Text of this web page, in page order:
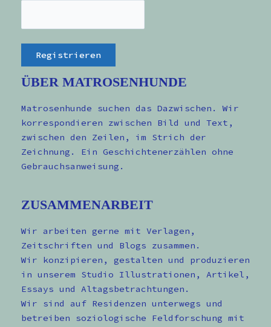
ÜBER MATROSENHUNDE
Matrosenhunde suchen das Dazwischen. Wir
korrespondieren zwischen Bild und Text,
zwischen den Zeilen, im Strich der
Zeichnung. Ein Geschichtenerzählen ohne
Gebrauchsanweisung.
ZUSAMMENARBEIT
Wir arbeiten gerne mit Verlagen,
Zeitschriften und Blogs zusammen.
Wir konzipieren, gestalten und produzieren
in unserem Studio Illustrationen, Artikel,
Essays und Altagsbetrachtungen.
Wir sind auf Residenzen unterwegs und
betreiben soziologische Feldforschung mit